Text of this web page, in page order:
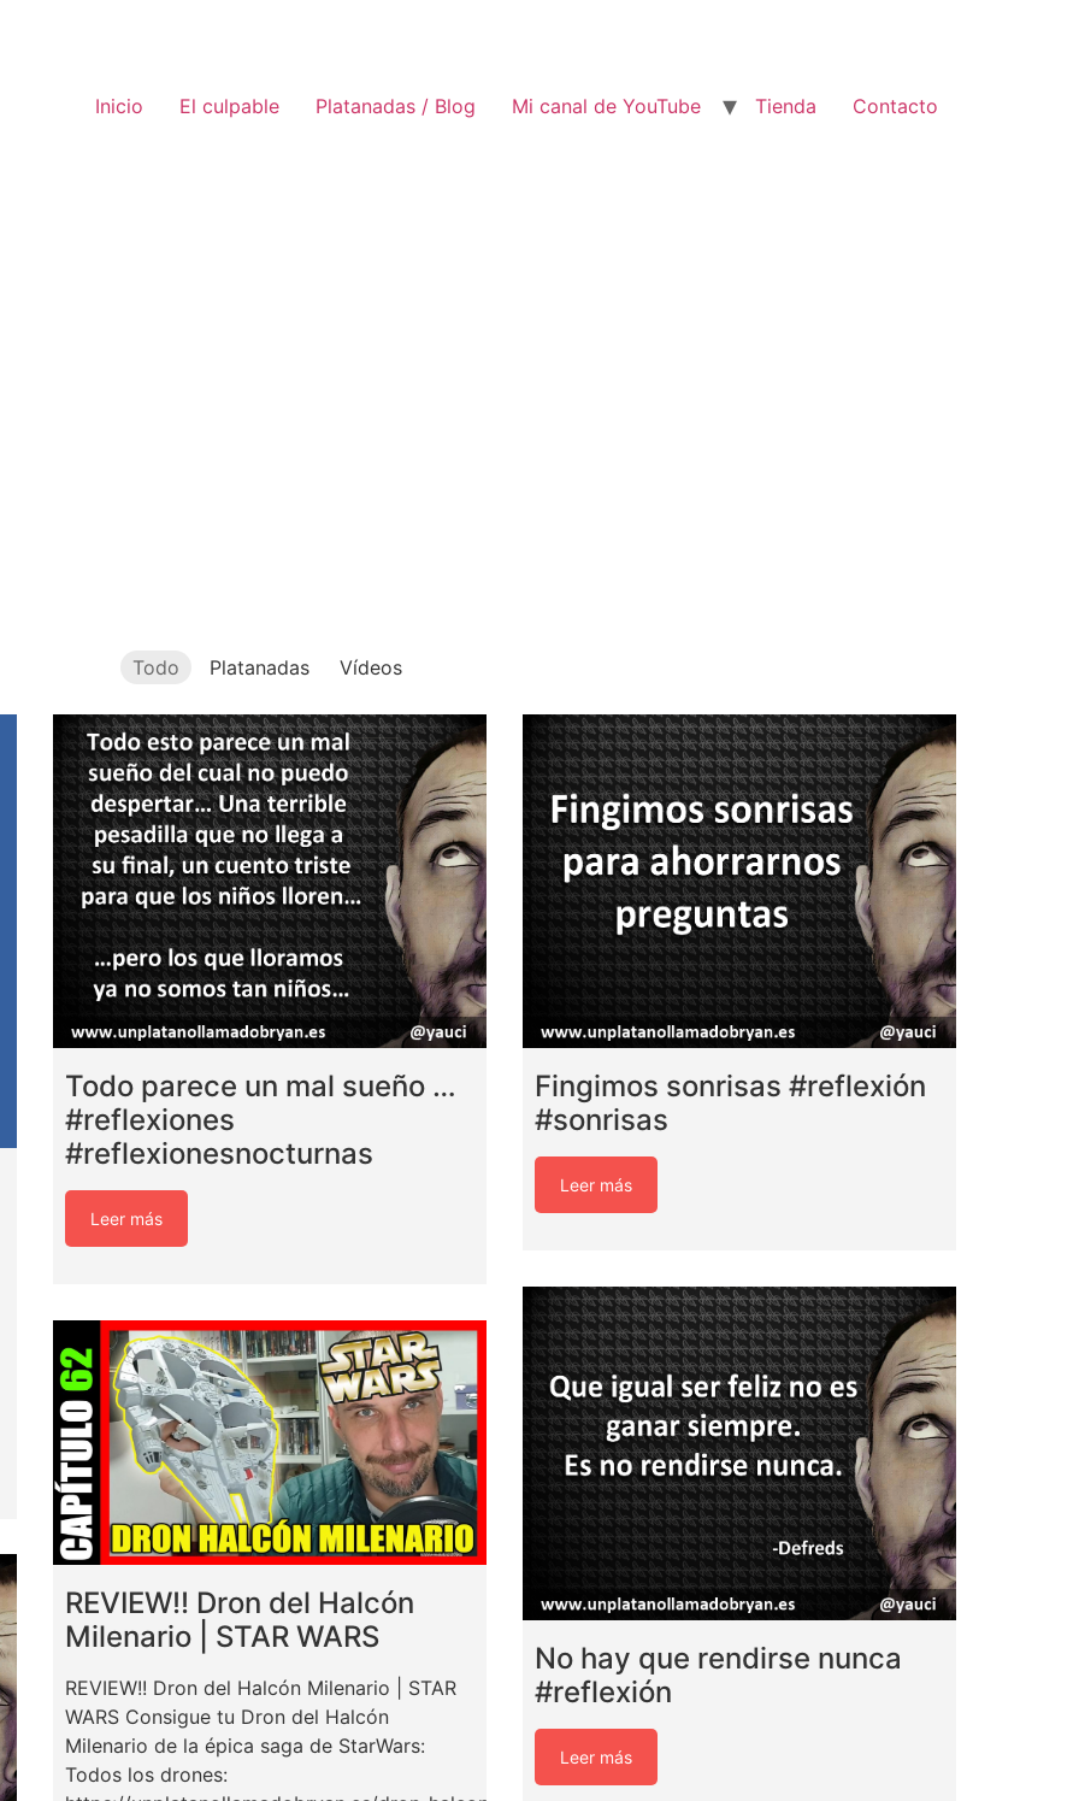
Inicio El culpable Platanadas / Blog Mi canal de YouTube Tienda Contacto
Todo Platanadas Vídeos
Todo parece un mal sueño …
#reflexiones
#reflexionesnocturnas
Leer más
Fingimos sonrisas #reflexión
#sonrisas
Leer más
No hay que rendirse nunca
#reflexión
Leer más
REVIEW!! Dron del Halcón
Milenario | STAR WARS
REVIEW!! Dron del Halcón Milenario | STAR
WARS Consigue tu Dron del Halcón
Milenario de la épica saga de StarWars:
Todos los drones: